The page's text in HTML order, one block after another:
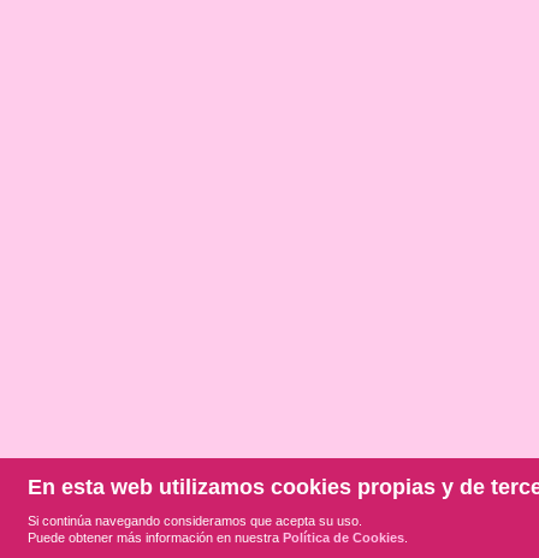
En esta web utilizamos cookies propias y de
Si continúa navegando consideramos que acepta su uso.
Puede obtener más información en nuestra Política de Cookies